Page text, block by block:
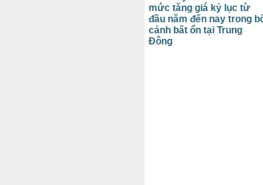
mức tăng giá kỷ lục từ
đầu năm đến nay trong
cảnh bất ổn tại Trung
Đông